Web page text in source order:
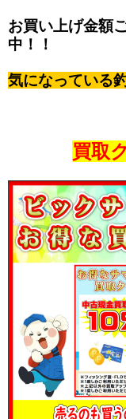
お買い上げ金額
中！！
気になっている
買取